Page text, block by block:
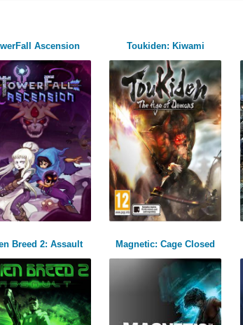
Ascension Toukiden: Kiwami
Breed 2: Assault Magnetic: Cage Closed